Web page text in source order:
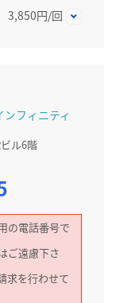
3,850円/回
フィニティ
ル6階
の電話番号で
ご遠慮下さ
求を行わせて